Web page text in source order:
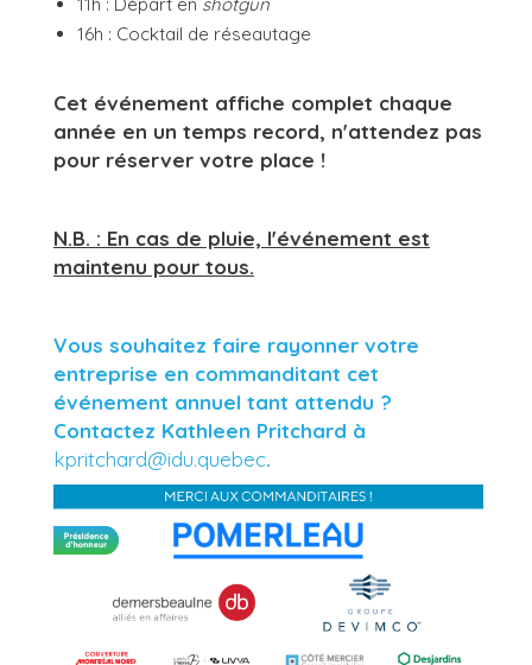
16h : Cocktail de réseautage
Cet événement affiche complet chaque
année en un temps record, n'attendez pas
pour réserver votre place !
N.B. : En cas de pluie, l'événement est
maintenu pour tous.
Vous souhaitez faire rayonner votre
entreprise en commanditant cet
événement annuel tant attendu ?
Contactez Kathleen Pritchard à
kpritchard@idu.quebec.